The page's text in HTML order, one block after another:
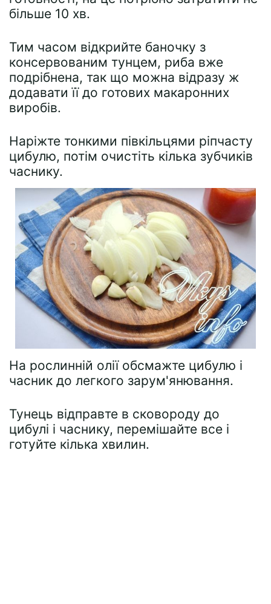
більше 10 хв.
Тим часом відкрийте баночку з
консервованим тунцем, риба вже
подрібнена, так що можна відразу ж
додавати її до готових макаронних
виробів.
Наріжте тонкими півкільцями ріпчасту
цибулю, потім очистіть кілька зубчиків
часнику.
На рослинній олії обсмажте цибулю і
часник до легкого зарум'янювання.
Тунець відправте в сковороду до
цибулі і часнику, перемішайте все і
готуйте кілька хвилин.